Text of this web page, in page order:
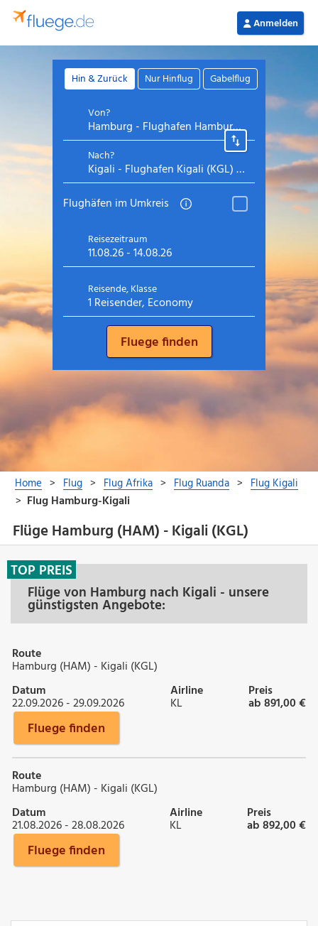
Flüge Hamburg (HAM) - Kigali (KGL)
Flüge von Hamburg nach Kigali - unsere
günstigsten Angebote:
TOP PREIS
Route
Hamburg (HAM) - Kigali (KGL)
Datum
22.09.2026 - 29.09.2026
Airline
KL
Preis
ab 891,00 €
Fluege finden
Route
Hamburg (HAM) - Kigali (KGL)
Datum
21.08.2026 - 28.08.2026
Airline
KL
Preis
ab 892,00 €
Fluege finden